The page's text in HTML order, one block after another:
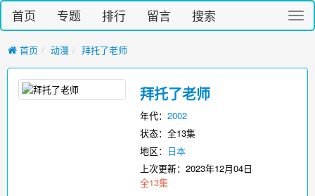
切
换
首页 专题 排行 留言 搜索
首页 动漫 拜托了老师
拜托了老师
年代：2002
状态：全13集
地区： 日本
上次更新：2023年12月04日
全13集